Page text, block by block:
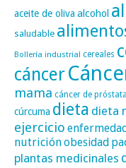
aceite de oliva alcohol
saludable
Bollería industrial cereales
cáncer
mama cáncer de próstata
cúrcuma dieta dieta
ejercicio
nutriciónobesidad
plantas medicinales